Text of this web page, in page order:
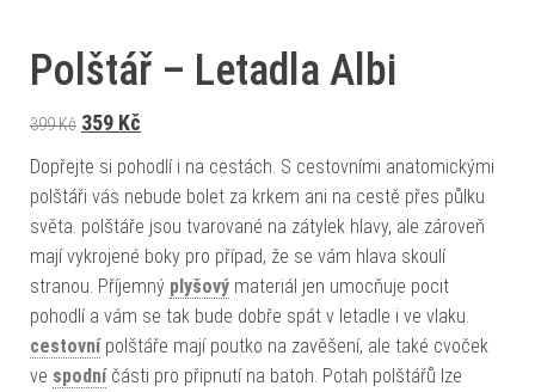
Polštář – Letadla Albi
399Kč Původní cena byla: 399 Kč.
359 Kč
Dopřejte si pohodlí i na cestách. S cestovními anatomickými
polštáři vás nebude bolet za krkem ani na cestě přes půlku
světa. polštáře jsou tvarované na zátylek hlavy, ale zároveň
mají vykrojené boky pro případ, že se vám hlava skoulí
stranou. Příjemný plyšový materiál jen umocňuje pocit
pohodlí a vám se tak bude dobře spát v letadle i ve vlaku.
cestovnípolštáře mají poutko na zavěšení, ale také cvoček
ve spodníčásti pro připnutí na batoh. Potah polštářů lze